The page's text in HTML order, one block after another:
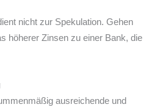
nicht zur Spekulation. Gehen
höherer Zinsen zu einer Bank, die
ausreichende und